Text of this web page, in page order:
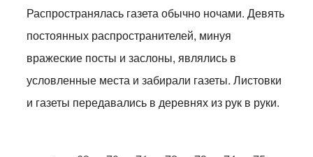
Распространялась газета обычно ночами. Девять
постоянных распространителей, минуя
вражеские посты и заслоны, являлись в
условленные места и забирали газеты. Листовки
и газеты передавались в деревнях из рук в руки.